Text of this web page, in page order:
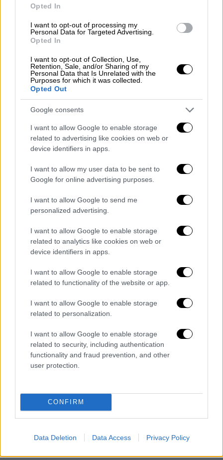
Opted In
I want to opt-out of processing my
Personal Data for Targeted Advertising.
Opted In
I want to opt-out of Collection, Use,
Retention, Sale, and/or Sharing of my
Personal Data that Is Unrelated with the
Purposes for which it was collected.
Opted Out
Google consents
I want to allow Google to enable storage
related to advertising like cookies on web or
device identifiers in apps.
I want to allow my user data to be sent to
Google for online advertising purposes.
I want to allow Google to send me
personalized advertising.
I want to allow Google to enable storage
related to analytics like cookies on web or
device identifiers in apps.
I want to allow Google to enable storage
related to functionality of the website or app.
I want to allow Google to enable storage
related to personalization.
I want to allow Google to enable storage
related to security, including authentication
functionality and fraud prevention, and other
user protection.
CONFIRM
Data Deletion Data Access Privacy Policy
ταχεία και επιτυχή ανάρρωση», ανέφερε
Η πρώην αντιπρόεδρος των ΗΠΑ
Κάμαλα
Χάρις, στέκεται στο πλευρό του πρώην
είναι
μαχητής — και ξέρω πως θα αντιμετωπίσει
ανθεκτικότητα και αισιοδοξία που
καθόρισαν πάντα τη ζωή και την ηγεσία του»,
ανέφερε μέσω ανάρτησης στο Χ, με την ίδια
να έχει αντικαταστήσει τονΜπάιντενστην
ηγεσία του κόμματος.
Doug and I are saddened to learn of
President Biden’s prostate cancer
diagnosis. We are keeping him, Dr.
Biden, and their entire family in our
hearts and prayers during this time.
Joe is a fighter — and I know he will
strength, resilience, and…
pic.twitter.com/gG5nB0GMPp
— Kamala Harris (@KamalaHarris)
May 18, 2025